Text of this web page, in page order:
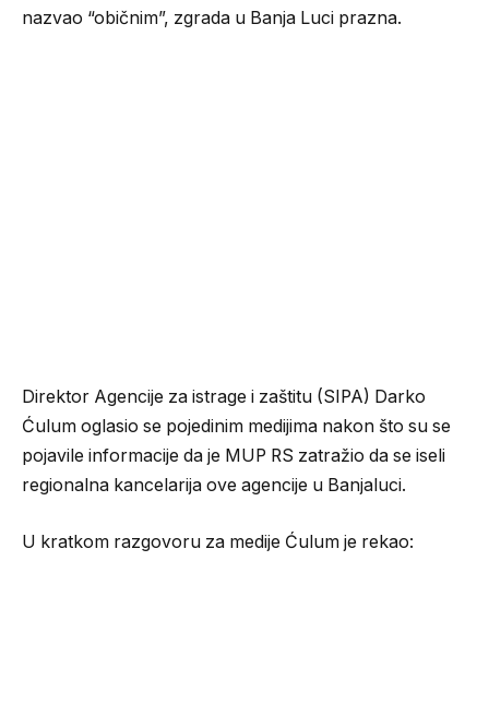
nazvao “običnim”, zgrada u Banja Luci prazna.
Direktor Agencije za istrage i zaštitu (SIPA) Darko
Ćulum oglasio se pojedinim medijima nakon što su se
pojavile informacije da je MUP RS zatražio da se iseli
regionalna kancelarija ove agencije u Banjaluci.
U kratkom razgovoru za medije Ćulum je rekao: